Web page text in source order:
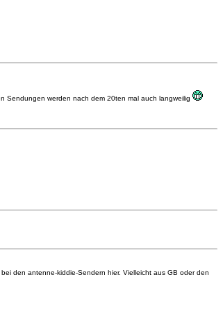
Sendungen werden nach dem 20ten mal auch langweilig
den antenne-kiddie-Sendern hier. Vielleicht aus GB oder den